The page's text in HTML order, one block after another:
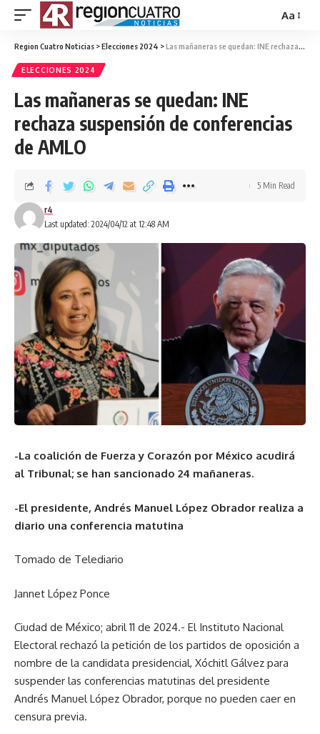
Aa
Region Cuatro Noticias >Elecciones 2024 >Las mañaneras se quedan: INE rechaza suspensión de conferencias de AMLO
ELECCIONES 2024
Las mañaneras se quedan: INE
rechaza suspensión de conferencias
de AMLO
Last updated: 2024/04/12 at 12:48 AM
r4
5 Min Read
-La coalición de Fuerza y Corazón por México acudirá
al Tribunal; se han sancionado 24 mañaneras.
-El presidente, Andrés Manuel López Obrador realiza a
diario una conferencia matutina
Tomado de Telediario
Jannet López Ponce
Ciudad de México; abril 11 de 2024.- El Instituto Nacional
Electoral rechazó la petición de los partidos de oposición a
nombre de la candidata presidencial, Xóchitl Gálvez para
suspender las conferencias matutinas del presidente
Andrés Manuel López Obrador, porque no pueden caer en
censura previa.